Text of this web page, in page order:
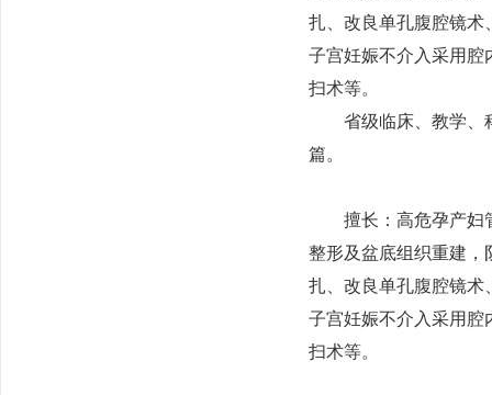
扎、改良单孔腹腔镜术
子宫妊娠不介入采用腔
扫术等。
省级临床、教学、科
篇。
擅长：高危孕产妇管
整形及盆底组织重建，
扎、改良单孔腹腔镜术
子宫妊娠不介入采用腔
扫术等。